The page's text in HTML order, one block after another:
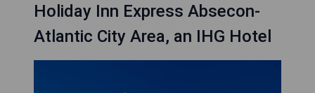
Holiday Inn Express Absecon-
Atlantic City Area, an IHG Hotel